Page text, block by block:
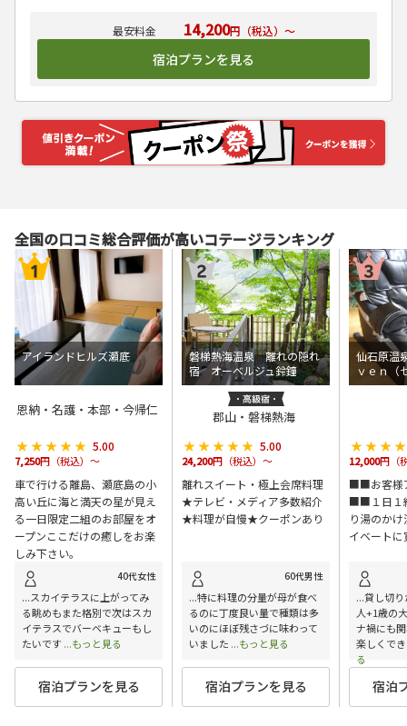
14,200円（税込）～
宿泊プランを見る
全国の口コミ総合評価が高いコテージランキング
アイランドヒルズ瀬底
恩納・名護・本部・今帰仁
★★★★★
★★★★★ 5.00
7,250円（税込）～
車で行ける離島、瀬底島の小
高い丘に海と満天の星が見え
る一日限定二組のお部屋をオ
ープンここだけの癒しをお楽
しみ下さい。
40代女性
...スカイテラスに上がってみ
る眺めもまた格別で次はスカ
イテラスでバーベキューもし
たいです ...もっと見る
宿泊プランを見る
磐梯熱海温泉 離れの隠れ
宿 オーベルジュ鈴鐘
郡山・磐梯熱海
★★★★★
★★★★★ 5.00
24,200円（税込）～
離れスイート・極上会席料理
★テレビ・メディア多数紹介
★料理が自慢★クーポンあり
60代男性
...特に料理の分量が母が食べ
るのに丁度良い量で種類は多
いのにほぼ残さづに味わって
いました ...もっと見る
宿泊プランを見る
仙石原
ｖｅｎ（
12,000円（
■■お客様
■■１日１
り湯のか
イベート
...貸し切
人+1歳の
ナ禍にも
楽しくで
る
宿泊